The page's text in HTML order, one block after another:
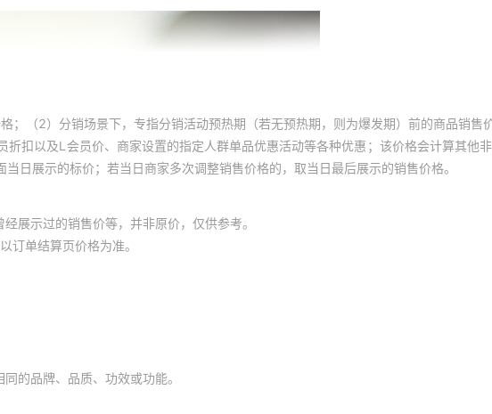
；（2）分销场景下，专指分销活动预热期（若无预热期，则为爆发期）前的商品销售
扣以及L会员价、商家设置的指定人群单品优惠活动等各种优惠；该价格会计算其他
日展示的标价；若当日商家多次调整销售价格的，取当日最后展示的销售价格。
展示过的销售价等，并非原价，仅供参考。
订单结算页价格为准。
的品牌、品质、功效或功能。